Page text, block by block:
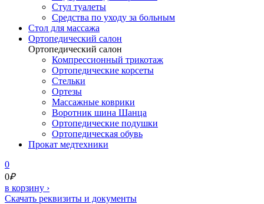
Стул туалеты
Средства по уходу за больным
Cтол для массажа
Ортопедический салон
Ортопедический салон
Компрессионный трикотаж
Ортопедические корсеты
Стельки
Ортезы
Массажные коврики
Воротник шина Шанца
Ортопедические подушки
Ортопедическая обувь
Прокат медтехники
0
0₽
в корзину ›
Скачать реквизиты и документы